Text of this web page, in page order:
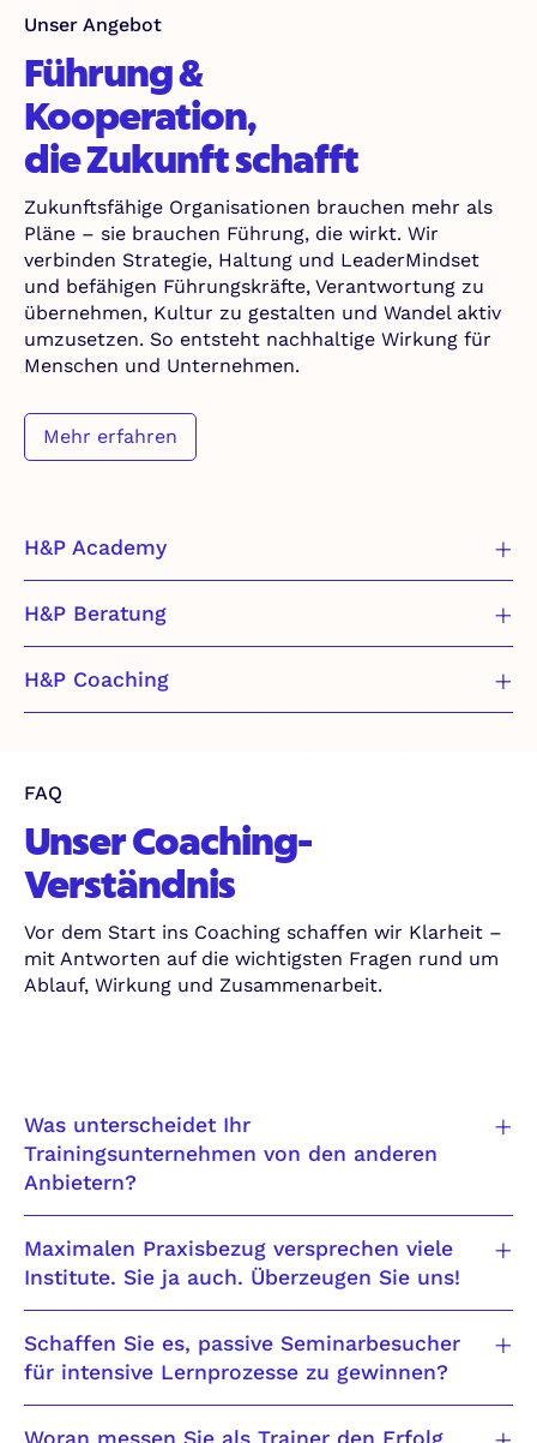
Unser Angebot
Führung &
Kooperation,
die Zukunft schafft
Zukunftsfähige Organisationen brauchen mehr als
Pläne – sie brauchen Führung, die wirkt. Wir
verbinden Strategie, Haltung und LeaderMindset
und befähigen Führungskräfte, Verantwortung zu
übernehmen, Kultur zu gestalten und Wandel aktiv
umzusetzen. So entsteht nachhaltige Wirkung für
Menschen und Unternehmen.
Mehr erfahren
H&P Academy
H&P Beratung
H&P Coaching
FAQ
Unser Coaching-
Verständnis
Vor dem Start ins Coaching schaffen wir Klarheit –
mit Antworten auf die wichtigsten Fragen rund um
Ablauf, Wirkung und Zusammenarbeit.
Was unterscheidet Ihr
Trainingsunternehmen von den anderen
Anbietern?
Maximalen Praxisbezug versprechen viele
Institute. Sie ja auch. Überzeugen Sie uns!
Schaffen Sie es, passive Seminarbesucher
für intensive Lernprozesse zu gewinnen?